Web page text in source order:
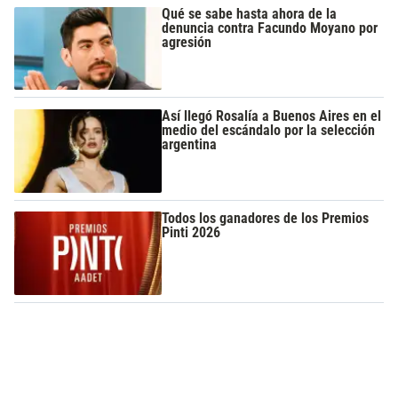
Qué se sabe hasta ahora de la
denuncia contra Facundo Moyano por
agresión
Así llegó Rosalía a Buenos Aires en el
medio del escándalo por la selección
argentina
Todos los ganadores de los Premios
Pinti 2026